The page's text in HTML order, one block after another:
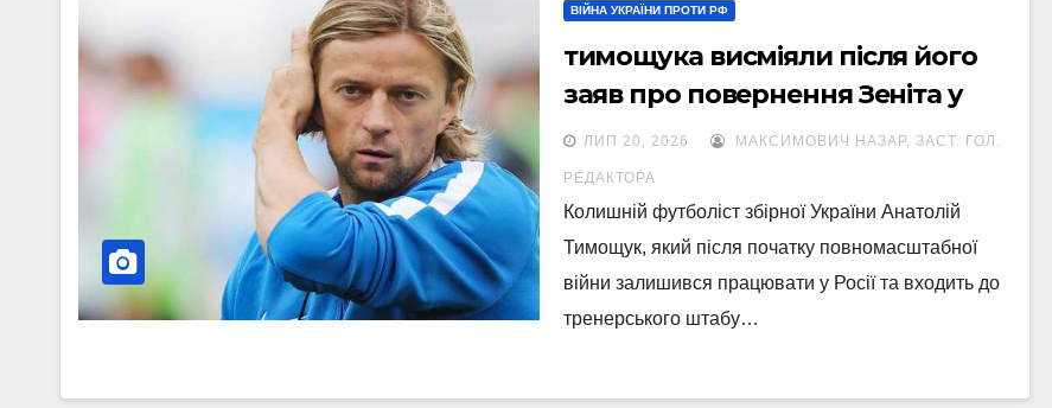
ВІЙНА УКРАЇНИ ПРОТИ РФ
тимощука висміяли після його
заяв про повернення Зеніта у
єврокубки
ЛИП 20, 2026 МАКСИМОВИЧ НАЗАР, ЗАСТ. ГОЛ.
РЕДАКТОРА
Колишній футболіст збірної України Анатолій
Тимощук, який після початку повномасштабної
війни залишився працювати у Росії та входить до
тренерського штабу…